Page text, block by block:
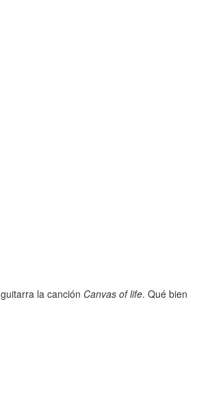
la canción Canvas of life. Qué bien